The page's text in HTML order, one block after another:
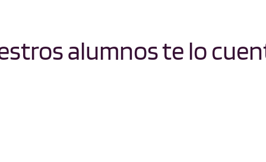
alumnos te lo